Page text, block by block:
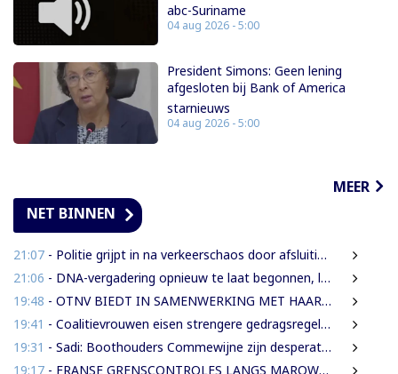
abc-Suriname
04 aug 2026 - 5:00
President Simons: Geen lening
afgesloten bij Bank of America
starnieuws
04 aug 2026 - 5:00
MEER
NET BINNEN
21:07 - Politie grijpt in na verkeerschaos door afsluiting Domineestraat
21:06 - DNA-vergadering opnieuw te laat begonnen, leden eisen aanpak laatkomers
19:48 - OTNV BIEDT IN SAMENWERKING MET HAAR INTERNATIONALE PARTNERS 200 GRATIS STUDIEBEURZEN AAN TECHNISCH TALENT
19:41 - Coalitievrouwen eisen strengere gedragsregels in DNA na uitspraak Van Samson
19:31 - Sadi: Boothouders Commewijne zijn desperate, wachten 6 jaren op tariefaanpassing
19:17 - FRANSE GRENSCONTROLES LANGS MAROWIJNERIVIER WEDEROM FORS AANGESCHERPT